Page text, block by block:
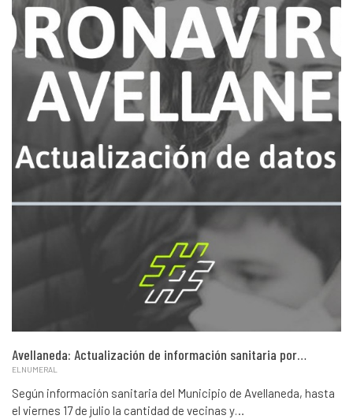
Avellaneda: Actualización de información sanitaria por…
ELNUMERAL
Según información sanitaria del Municipio de Avellaneda, hasta
el viernes 17 de julio la cantidad de vecinas y…